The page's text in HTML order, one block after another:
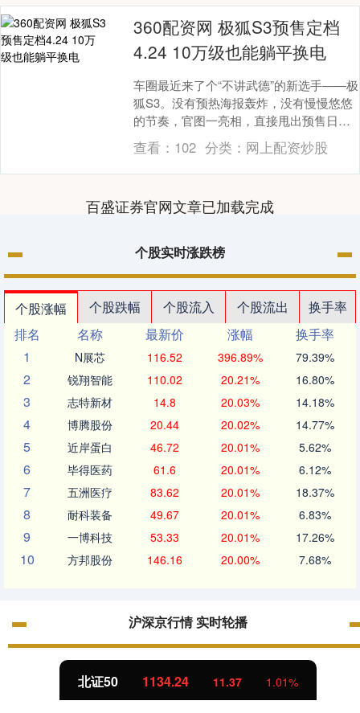
360配资网 极狐S3预售定档
4.24 10万级也能躺平换电
车圈最近来了个“不讲武德”的新选手——极
狐S3。没有预热海报轰炸，没有慢慢悠悠
的节奏，官图一亮相，直接甩出预售日
期：4月24日。这波操作，妥妥的“掀桌
子”前奏。....
查看： 102 分类： 网上配资炒股
百盛证券官网文章已加载完成
个股实时涨跌榜
个股涨幅 个股跌幅 个股流入 个股流出
换手率
排名
名称 最新价 涨幅
换手率
1
N展芯 116.52 396.89% 79.39%
2 锐翔智能 110.02 20.21% 16.80%
3 志特新材 14.8 20.03% 14.18%
4 博腾股份 20.44 20.02% 14.77%
5 近岸蛋白 46.72 20.01% 5.62%
6 毕得医药 61.6 20.01% 6.12%
7 五洲医疗 83.62 20.01% 18.37%
8 耐科装备 49.67 20.01% 6.83%
9 一博科技 53.33 20.01% 17.26%
10 方邦股份 146.16 20.00% 7.68%
沪深京行情 实时轮播
北证50 1134.24 11.37 1.01%